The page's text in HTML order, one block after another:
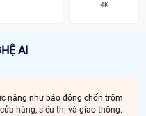
4K
AI
năng như báo động chốn trộm
hàng, siêu thị và giao thông.